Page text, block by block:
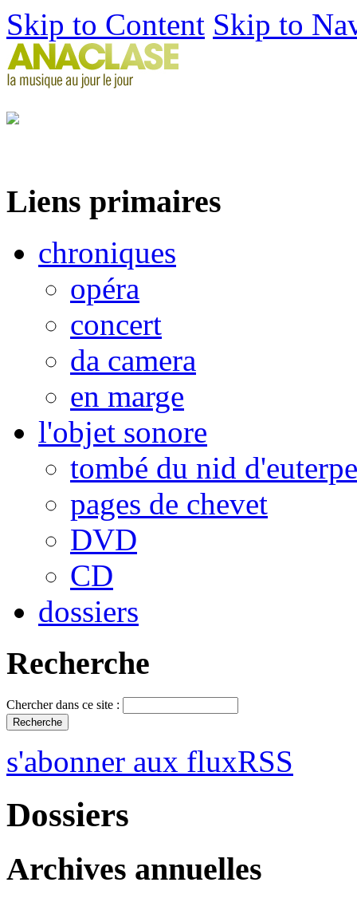
Skip to Content Skip to
Liens primaires
chroniques
opéra
concert
da camera
en marge
l'objet sonore
tombé du nid d'euterpe
pages de chevet
DVD
CD
dossiers
Recherche
Chercher dans ce site :
s'abonner aux fluxRSS
Dossiers
Archives annuelles